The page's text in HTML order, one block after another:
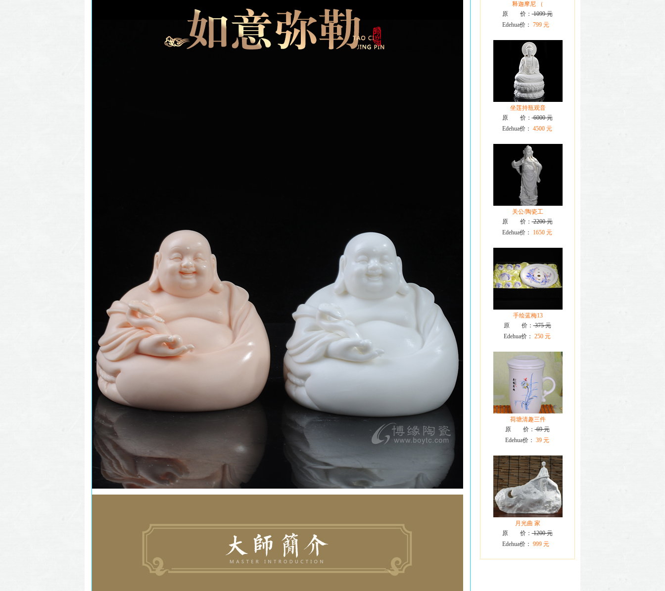
释迦摩尼 （
原 价：1099 元
Edehua价： 799 元
坐莲持瓶观音
原 价：6000 元
Edehua价： 4500 元
关公/陶瓷工
原 价：2200 元
Edehua价：
1650 元
手绘蓝梅13
原 价：375 元
Edehua价： 250 元
荷塘清趣三件
原 价：69 元
Edehua价： 39 元
月光曲 家
原 价：1200 元
Edehua价： 999 元